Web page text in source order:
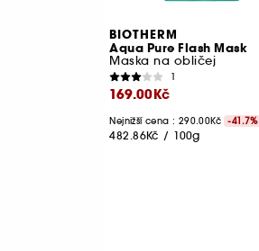
BIOTHERM
Aqua Pure Flash Mask
Maska na obličej
1
169.00Kč
Nejnižší cena : 290.00Kč -41.7%
482.86Kč / 100g